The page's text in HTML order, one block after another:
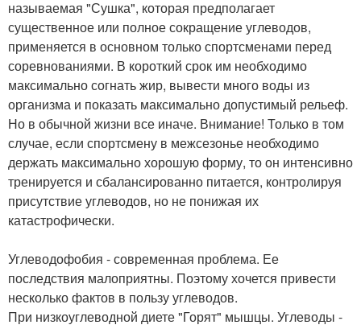
называемая "Сушка", которая предполагает
существенное или полное сокращение углеводов,
применяется в основном только спортсменами перед
соревнованиями. В короткий срок им необходимо
максимально согнать жир, вывести много воды из
организма и показать максимально допустимый рельеф.
Но в обычной жизни все иначе. Внимание! Только в том
случае, если спортсмену в межсезонье необходимо
держать максимально хорошую форму, то он интенсивно
тренируется и сбалансированно питается, контролируя
присутствие углеводов, но не понижая их
катастрофически.
Углеводофобия - современная проблема. Ее
последствия малоприятны. Поэтому хочется привести
несколько фактов в пользу углеводов.
При низкоуглеводной диете "Горят" мышцы. Углеводы -